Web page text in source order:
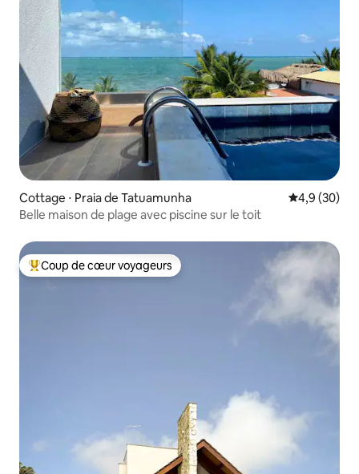
Cottage ⋅ Praia de Tatuamunha Évaluation
4,9 (30)
Belle maison de plage avec piscine sur le toit
Coups de cœur voyageurs les plus appréciés
Coup de cœur voyageurs